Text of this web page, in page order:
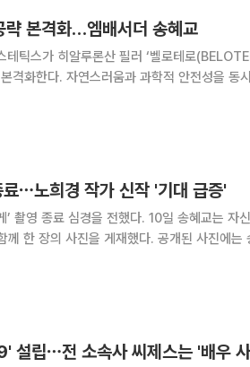
략 본격화…엠배서더 송혜교
틱스가 히알루론산 필러 ‘벨로테로
격화한다. 자연스러움과 과학적 안전성을 동
나스에서 히알루론산 필
⋯노희경 작가 신작 '기대 급증'
전했다. 10일 송혜교는 자신의 인스타그
게재했다. 공개된 사진에는 송혜교가 출
설립⋯전 소속사 씨제스는 '배우